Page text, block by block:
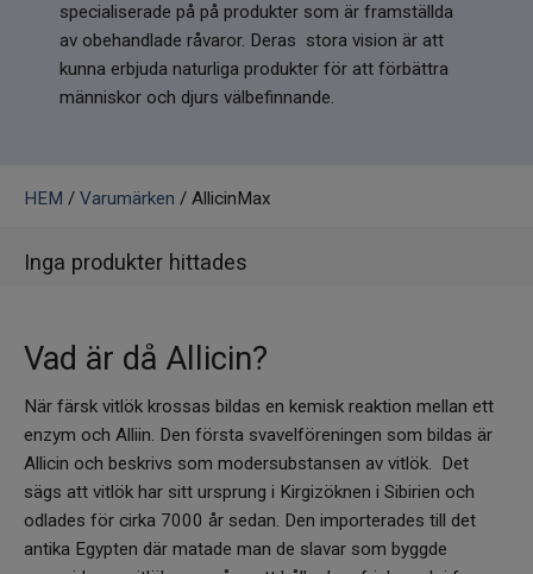
Infrarött Ljus
Vattenrening & Övrigt
specialiserade på på produkter som är framställda
av obehandlade råvaror. Deras stora vision är att
kunna erbjuda naturliga produkter för att förbättra
människor och djurs välbefinnande.
HEM / Varumärken / AllicinMax
Inga produkter hittades
Vad är då Allicin?
När färsk vitlök krossas bildas en kemisk reaktion mellan ett
enzym och Alliin. Den första svavelföreningen som bildas är
Allicin och beskrivs som modersubstansen av vitlök. Det
sägs att vitlök har sitt ursprung i Kirgizöknen i Sibirien och
odlades för cirka 7000 år sedan. Den importerades till det
antika Egypten där matade man de slavar som byggde